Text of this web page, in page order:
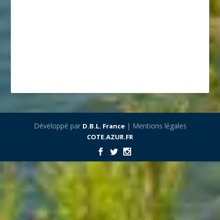
Développé par D.B.L. France| Mentions légales
COTE.AZUR.FR